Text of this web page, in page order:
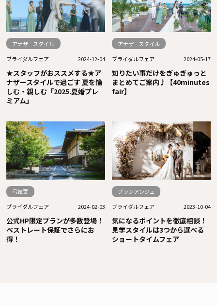
アナザースタイル
ブライダルフェア
2024-12-04
★スタッフがおススメする★ア
ナザースタイルで過ごす 夏を愉
しむ・親しむ「2025.夏婚プレ
ミアム」
アナザースタイル
ブライダルフェア
2024-05-17
知りたい事だけをぎゅぎゅっと
まとめてご案内♪【40minutes
fair】
弓絃葉
ブライダルフェア
2024-02-03
公式HP限定プランが多数登場！
ベストレート保証でさらにお
得！
ブランアンジュ
ブライダルフェア
2023-10-04
気になるポイントを徹底相談！
見学スタイルは3つから選べる
ショートタイムフェア